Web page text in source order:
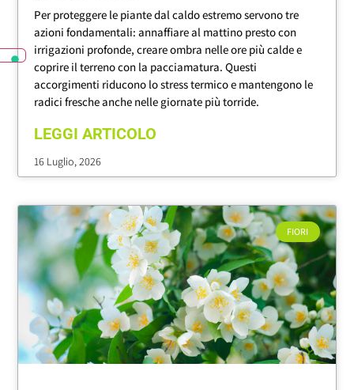
Per proteggere le piante dal caldo estremo servono tre
azioni fondamentali: annaffiare al mattino presto con
irrigazioni profonde, creare ombra nelle ore più calde e
coprire il terreno con la pacciamatura. Questi
accorgimenti riducono lo stress termico e mantengono le
radici fresche anche nelle giornate più torride.
LEGGI ARTICOLO
16 Luglio, 2026
FIORI